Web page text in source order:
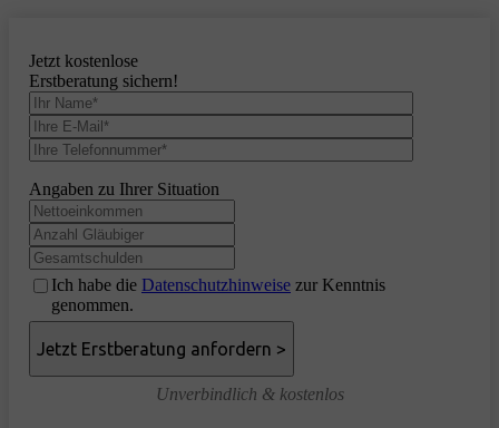
Jetzt kostenlose
Erstberatung sichern!
Angaben zu Ihrer Situation
Ich habe die Datenschutzhinweise zur Kenntnis
genommen.
Unverbindlich & kostenlos